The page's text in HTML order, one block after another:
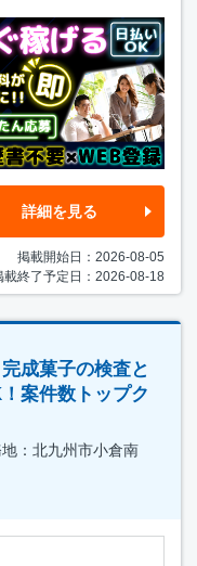
詳細を見る
掲載開始日：2026-08-05
載終了予定日：2026-08-18
成菓子の検査と
案件数トップク
：北九州市小倉南